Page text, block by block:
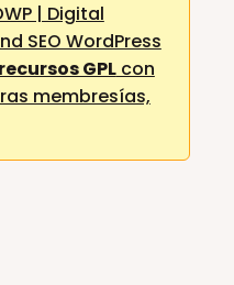
| Digital
SEO WordPress
GPLcon
membresías,